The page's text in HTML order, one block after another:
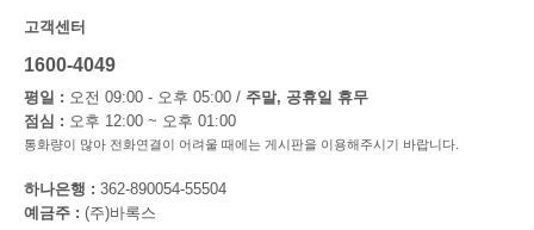
고객센터
1600-4049
평일 : 오전 09:00 - 오후 05:00 / 주말, 공휴일 휴무
점심 : 오후 12:00 ~ 오후 01:00
통화량이 많아 전화연결이 어려울 때에는 게시판을 이용해주시기 바랍니다.
하나은행 : 362-890054-55504
예금주 : (주)바록스